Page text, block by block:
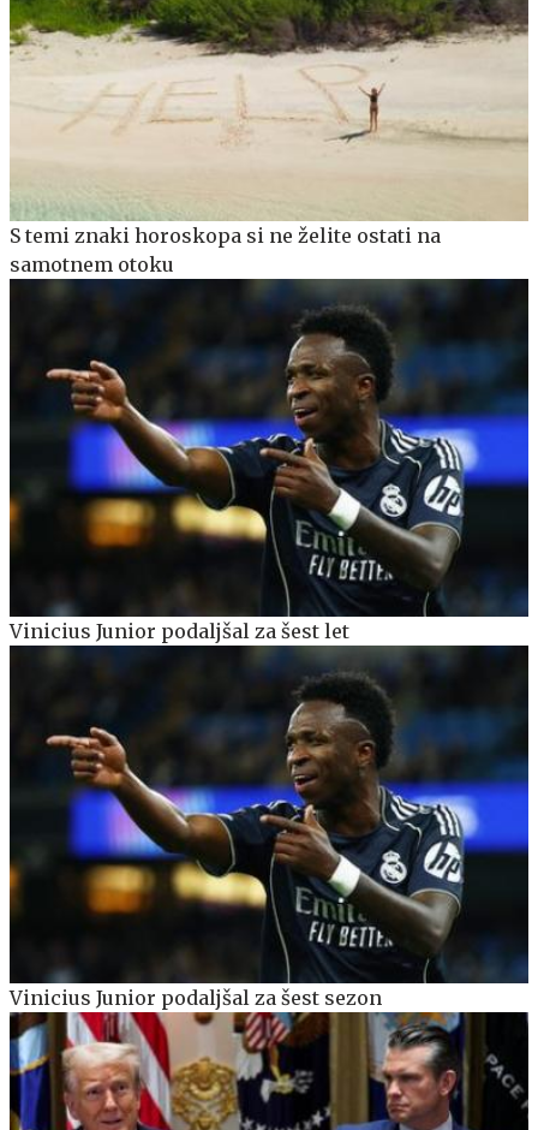
S temi znaki horoskopa si ne želite ostati na
samotnem otoku
Vinicius Junior podaljšal za šest let
Vinicius Junior podaljšal za šest sezon